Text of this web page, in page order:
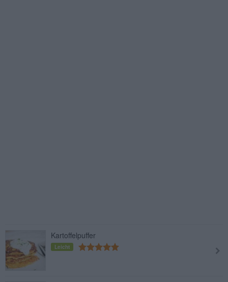
Kartoffelpuffer
Leicht